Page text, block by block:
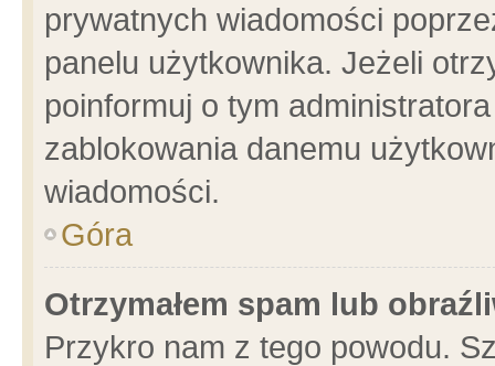
prywatnych wiadomości
panelu użytkownika. Jeżeli
poinformuj o tym
zablokowania danemu
wiadomości.
Góra
Otrzymałem spam lub
Przykro nam z tego powodu.